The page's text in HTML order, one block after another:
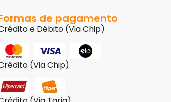
de pagamento
e Débito (Via Chip)
(Via Chip)